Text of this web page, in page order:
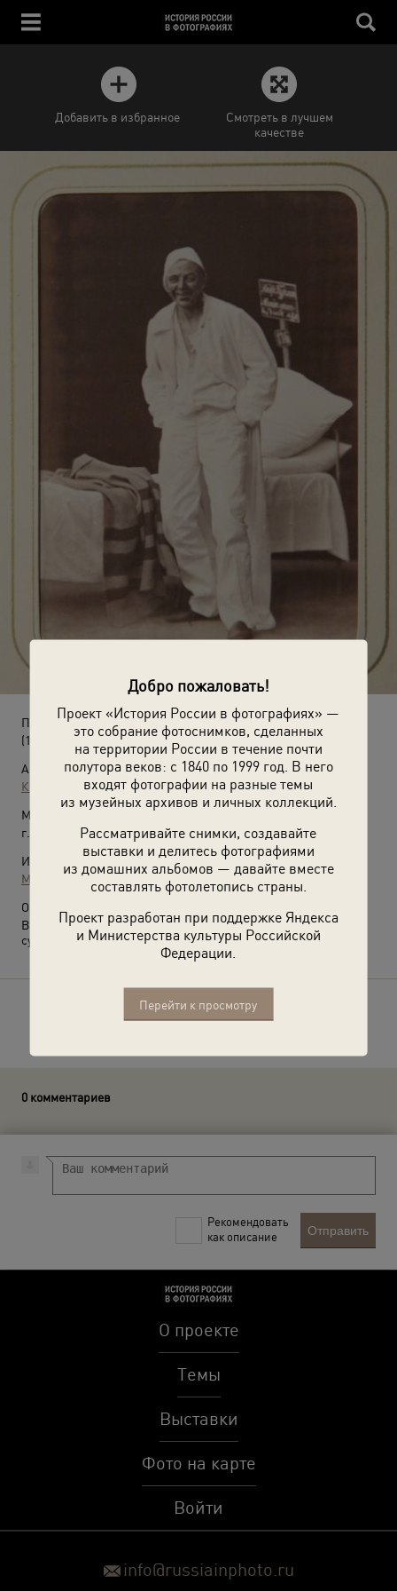
Добро пожаловать!
Проект «История России в фотографиях» —
это собрание фотоснимков, сделанных
на территории России в течение почти
полутора веков: с 1840 по 1999 год. В него
входят фотографии на разные темы
из музейных архивов и личных коллекций.
Рассматривайте снимки, создавайте
выставки и делитесь фотографиями
из домашних альбомов — давайте вместе
составлять фотолетопись страны.
Проект разработан при поддержке Яндекса
и Министерства культуры Российской
Федерации.
Перейти к просмотру
Добавить в избранное
Смотреть в лучшем
качестве
Портрет актера в роли
(1883 год)
Автор:
Константин Шапиро
Место съемки:
г. Санкт-Петербург
Источники:
МАММ / МДФ
О фотографии:
Василий Андреев-Бурлак в роли Поприщина из «Записок
сумасшедшего» Николая Гоголя.
Расскажите друзьям об этом фото
0 комментариев
Рекомендовать
как описание
Отправить
О проекте
Темы
Выставки
Фото на карте
Войти
info@russiainphoto.ru